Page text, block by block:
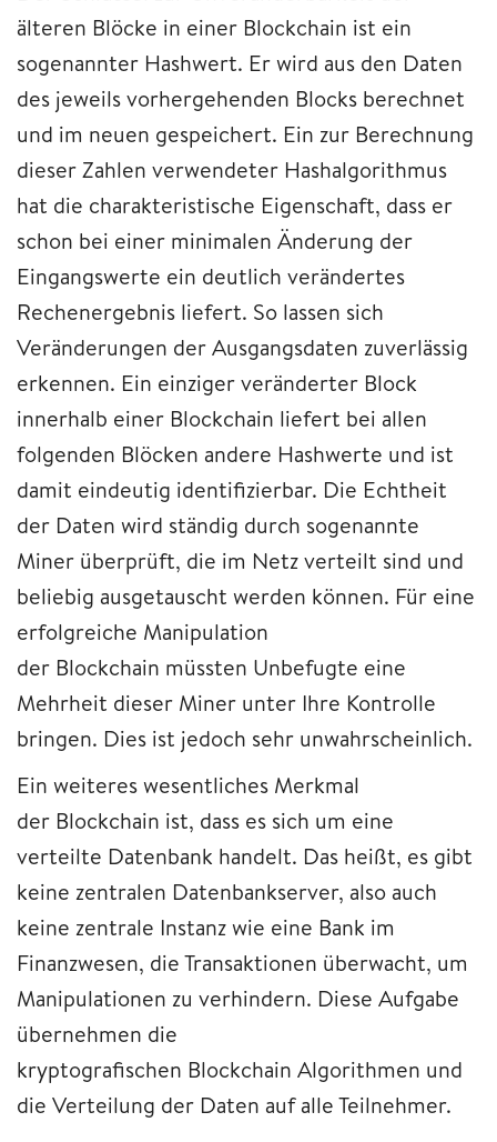
älteren Blöcke in einer Blockchain ist ein
sogenannter Hashwert. Er wird aus den Daten
des jeweils vorhergehenden Blocks berechnet
und im neuen gespeichert. Ein zur Berechnung
dieser Zahlen verwendeter Hashalgorithmus
hat die charakteristische Eigenschaft, dass er
schon bei einer minimalen Änderung der
Eingangswerte ein deutlich verändertes
Rechenergebnis liefert. So lassen sich
Veränderungen der Ausgangsdaten zuverlässig
erkennen. Ein einziger veränderter Block
innerhalb einer Blockchain liefert bei allen
folgenden Blöcken andere Hashwerte und ist
damit eindeutig identifizierbar. Die Echtheit
der Daten wird ständig durch sogenannte
Miner überprüft, die im Netz verteilt sind und
beliebig ausgetauscht werden können. Für eine
erfolgreiche Manipulation
der Blockchain müssten Unbefugte eine
Mehrheit dieser Miner unter Ihre Kontrolle
bringen. Dies ist jedoch sehr unwahrscheinlich.
Ein weiteres wesentliches Merkmal
der Blockchain ist, dass es sich um eine
verteilte Datenbank handelt. Das heißt, es gibt
keine zentralen Datenbankserver, also auch
keine zentrale Instanz wie eine Bank im
Finanzwesen, die Transaktionen überwacht, um
Manipulationen zu verhindern. Diese Aufgabe
übernehmen die
kryptografischen Blockchain Algorithmen und
die Verteilung der Daten auf alle Teilnehmer.